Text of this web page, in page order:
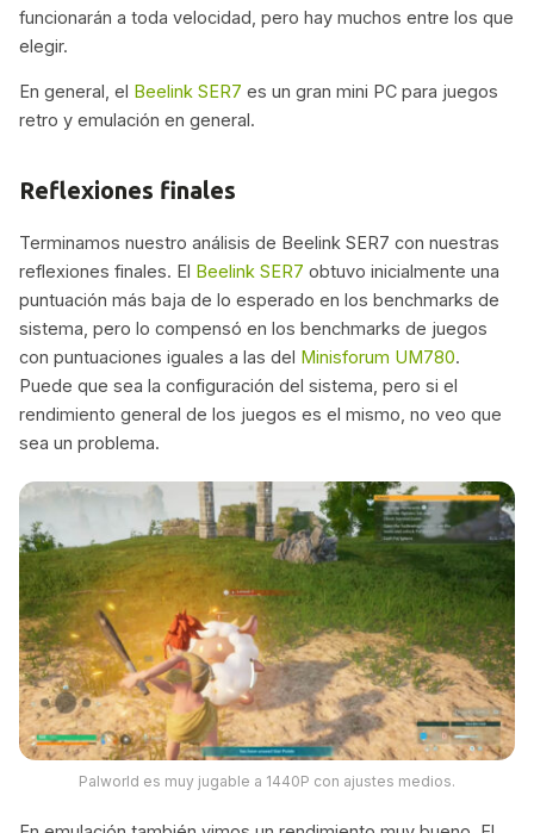
funcionarán a toda velocidad, pero hay muchos entre los que
elegir.
En general, el Beelink SER7 es un gran mini PC para juegos
retro y emulación en general.
Reflexiones finales
Terminamos nuestro análisis de Beelink SER7 con nuestras
reflexiones finales. El Beelink SER7 obtuvo inicialmente una
puntuación más baja de lo esperado en los benchmarks de
sistema, pero lo compensó en los benchmarks de juegos
con puntuaciones iguales a las del Minisforum UM780.
Puede que sea la configuración del sistema, pero si el
rendimiento general de los juegos es el mismo, no veo que
sea un problema.
Palworld es muy jugable a 1440P con ajustes medios.